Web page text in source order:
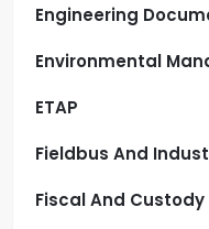
Engineering
Environmental
ETAP
Fieldbus And
Fiscal And